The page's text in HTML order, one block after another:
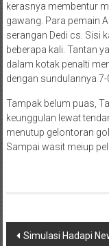
kerasnya membentur
gawang. Para pemain
serangan Dedi cs. Sisi
beberapa kali. Tantan
dalam kotak penalti
dengan sundulannya
Tampak belum puas,
keunggulan lewat
menutup gelontoran
Sampai wasit meiup
Navigasi
Simulasi Hadapi